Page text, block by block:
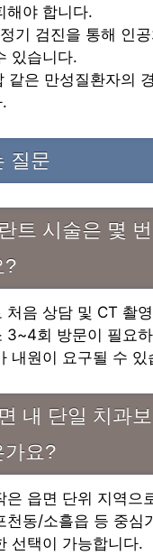
해야 합니다.
기 검진을 통해 인
있습니다.
같은 만성질환자의
질문
트 시술은 몇
?
처음 상담 및 CT 촬
3~4회 방문이 필요
내원이 요구될 수 있
내 단일 치과
가요?
은 읍면 단위 지역으
천동/소흘읍 등 중심
선택이 가능합니다.